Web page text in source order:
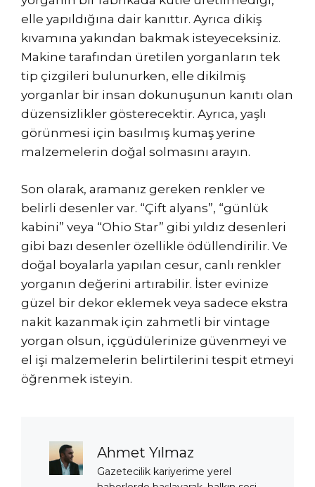
elle yapıldığına dair kanıttır. Ayrıca dikiş
kıvamına yakından bakmak isteyeceksiniz.
Makine tarafından üretilen yorganların tek
tip çizgileri bulunurken, elle dikilmiş
yorganlar bir insan dokunuşunun kanıtı olan
düzensizlikler gösterecektir. Ayrıca, yaşlı
görünmesi için basılmış kumaş yerine
malzemelerin doğal solmasını arayın.
Son olarak, aramanız gereken renkler ve
belirli desenler var. “Çift alyans”, “günlük
kabini” veya “Ohio Star” gibi yıldız desenleri
gibi bazı desenler özellikle ödüllendirilir. Ve
doğal boyalarla yapılan cesur, canlı renkler
yorganın değerini artırabilir. İster evinize
güzel bir dekor eklemek veya sadece ekstra
nakit kazanmak için zahmetli bir vintage
yorgan olsun, içgüdülerinize güvenmeyi ve
el işi malzemelerin belirtilerini tespit etmeyi
öğrenmek isteyin.
Ahmet Yılmaz
Gazetecilik kariyerime yerel